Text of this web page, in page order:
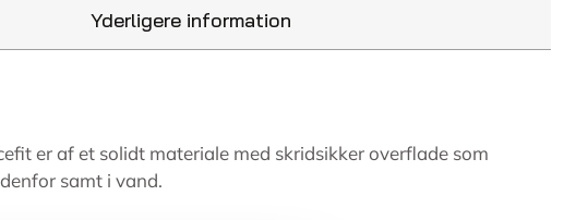
Yderligere information
er af et solidt materiale med skridsikker overflade som
samt i vand.